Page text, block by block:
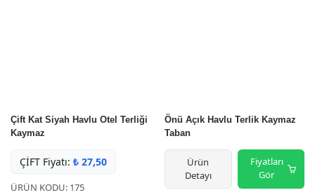
Çift Kat Siyah Havlu Otel Terliği
Kaymaz
ÇİFT Fiyatı: ₺ 27,50
ÜRÜN KODU: 175
Önü Açık Havlu Terlik Kaymaz
Taban
Ürün
Detayı
Fiyatları
Gör